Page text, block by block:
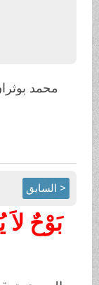
محمد بوثران
< السابق
بَوْحٌ لاَ